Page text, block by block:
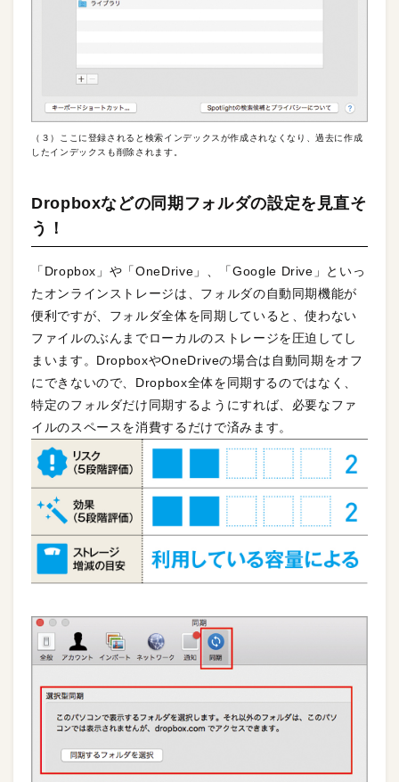
（３）ここに登録されると検索インデックスが作成されなくなり、過去に作成
したインデックスも削除されます。
Dropboxなどの同期フォルダの設定を見直そ
う！
「Dropbox」や「OneDrive」、「Google Drive」といっ
たオンラインストレージは、フォルダの自動同期機能が
便利ですが、フォルダ全体を同期していると、使わない
ファイルのぶんまでローカルのストレージを圧迫してし
まいます。DropboxやOneDriveの場合は自動同期をオフ
にできないので、Dropbox全体を同期するのではなく、
特定のフォルダだけ同期するようにすれば、必要なファ
イルのスペースを消費するだけで済みます。